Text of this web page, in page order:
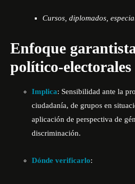
Cursos, diplomados,
Enfoque
político-electorales
Implica: Sensibilidad ante la
ciudadanía, de grupos en
aplicación de perspectiva de
discriminación.
Dónde verificarlo: